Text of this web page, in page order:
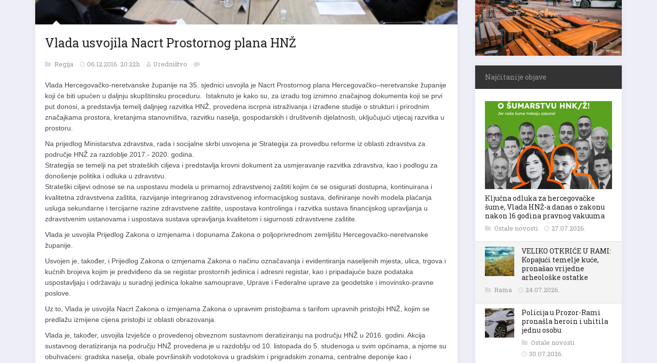
Vlada usvojila Nacrt Prostornog plana HNŽ
Regija 06.12.2016. 20:22h Uredništvo
Vlada Hercegovačko-neretvanske županije na 35. sjednici usvojila je Nacrt Prostornog plana Hercegovačko–neretvanske županije
koji će biti upućen u daljnju skupštinsku proceduru. Istaknuto je kako su, za izradu tog iznimno značajnog dokumenta koji se prvi
put donosi, a predstavlja temelj daljnjeg razvitka HNŽ, provedena iscrpna istraživanja i izrađene studije o strukturi i prirodnim
značajkama prostora, kretanjima stanovništva, razvitku naselja, gospodarskih i društvenih djelatnosti, uključujući utjecaj razvitka u
prostoru.
Na prijedlog Ministarstva zdravstva, rada i socijalne skrbi usvojena je Strategija za provedbu reforme iz oblasti zdravstva za
područje HNŽ za razdoblje 2017.- 2020. godina.
Strategija se temelji na pet strateških ciljeva i predstavlja krovni dokument za usmjeravanje razvitka zdravstva, kao i podlogu za
donošenje politika i odluka u zdravstvu.
Strateški ciljevi odnose se na uspostavu modela u primarnoj zdravstvenoj zaštiti kojim će se osigurati dostupna, kontinuirana i
kvalitetna zdravstvena zaštita, razvijanje integriranog zdravstvenog informacijskog sustava, definiranje novih modela plaćanja
usluga sekundarne i tercijarne razine zdravstvene zaštite, uspostava kontrolinga i razvitka sustava financijskog upravljanja u
zdravstvenim ustanovama i uspostava sustava upravljanja kvalitetom i sigurnosti zdravstvene zaštite.
Vlada je usvojila Prijedlog Zakona o izmjenama i dopunama Zakona o poljoprivrednom zemljištu Hercegovačko-neretvanske
županije.
Usvojen je, također, i Prijedlog Zakona o izmjenama Zakona o načinu označavanja i evidentiranja naseljenih mjesta, ulica, trgova i
kućnih brojeva kojim je predviđeno da se registar prostornih jedinica i adresni registar, kao i pripadajuće baze podataka
uspostavljaju i održavaju u suradnji jedinica lokalne samouprave, Uprave i Federalne uprave za geodetske i imovinsko-pravne
poslove.
Uz to, Vlada je usvojila Nacrt Zakona o izmjenama Zakona o upravnim pristojbama s tarifom upravnih pristojbi HNŽ, kojim se
predlažu izmijene cijena pristojbi iz oblasti obrazovanja.
Vlada je, također, usvojila Izvješće o provedenoj obveznom sustavnom deratiziranju na području HNŽ u 2016. godini. Akcija
sustavnog deratiziranja na području HNŽ provedena je u razdoblju od 10. listopada do 5. studenoga u svim općinama, a njome su
obuhvaćeni: gradska naselja, obale površinskih vodotokova u gradskim i prigradskim zonama, centralne deponije kao i
Najčitanije objave
Ključna odluka za hercegovačke
šume, Vlada HNŽ-a danas o zakonu
nakon 16 godina pravnog vakuuma
Ostale novosti 27.07.2026.
VELIKO OTKRIĆE U RAMI:
Kopajući temelje kuće,
pronašao vrijedne
arheološke ostatke
Rama 24.07.2026.
Policija u Prozor-Rami
pronašla heroin i uhitila
jednu osobu
Ostale novosti
30.07.2026.